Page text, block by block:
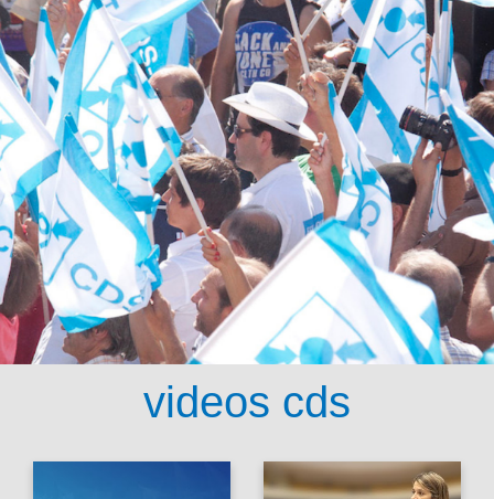
videos cds